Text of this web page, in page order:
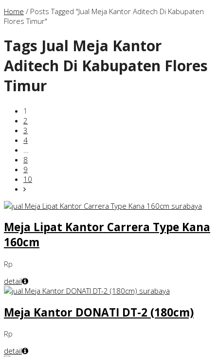
Home / Posts Tagged "Jual Meja Kantor Aditech Di Kabupaten
Flores Timur"
Tags Jual Meja Kantor
Aditech Di Kabupaten Flores
Timur
1
2
3
4
8
9
10
Meja Lipat Kantor Carrera Type Kana
160cm
Rp
detail
Meja Kantor DONATI DT-2 (180cm)
Rp
detail